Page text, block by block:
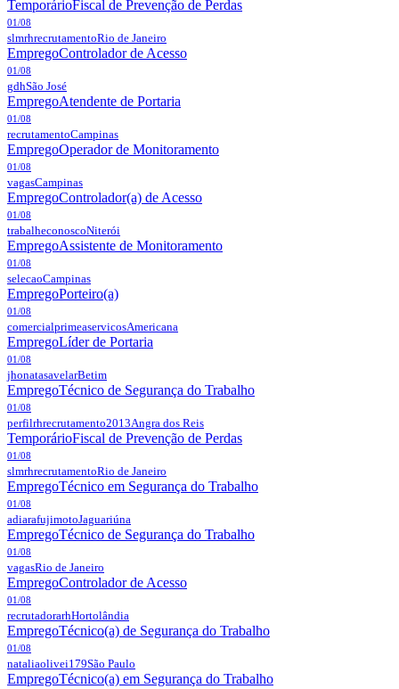
TemporárioFiscal de Prevenção de Perdas
01/08
slmrhrecrutamentoRio de Janeiro
EmpregoControlador de Acesso
01/08
gdhSão José
EmpregoAtendente de Portaria
01/08
recrutamentoCampinas
EmpregoOperador de Monitoramento
01/08
vagasCampinas
EmpregoControlador(a) de Acesso
01/08
trabalheconoscoNiterói
EmpregoAssistente de Monitoramento
01/08
selecaoCampinas
EmpregoPorteiro(a)
01/08
comercialprimeaservicosAmericana
EmpregoLíder de Portaria
01/08
jhonatasavelarBetim
EmpregoTécnico de Segurança do Trabalho
01/08
perfilrhrecrutamento2013Angra dos Reis
TemporárioFiscal de Prevenção de Perdas
01/08
slmrhrecrutamentoRio de Janeiro
EmpregoTécnico em Segurança do Trabalho
01/08
adiarafujimotoJaguariúna
EmpregoTécnico de Segurança do Trabalho
01/08
vagasRio de Janeiro
EmpregoControlador de Acesso
01/08
recrutadorarhHortolândia
EmpregoTécnico(a) de Segurança do Trabalho
01/08
nataliaolivei179São Paulo
EmpregoTécnico(a) em Segurança do Trabalho